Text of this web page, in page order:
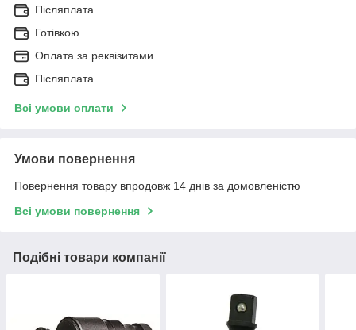
Післяплата
Готівкою
Оплата за реквізитами
Післяплата
Всі умови оплати
Умови повернення
Повернення товару впродовж 14 днів за домовленістю
Всі умови повернення
Подібні товари компанії